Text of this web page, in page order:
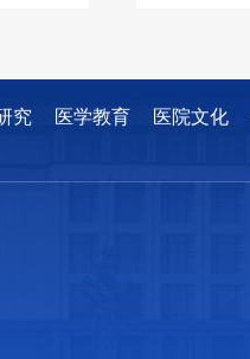
究 医学教育 医院文化